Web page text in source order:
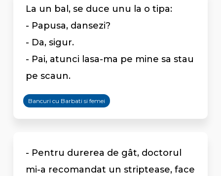
La un bal, se duce unu la o tipa:
- Papusa, dansezi?
- Da, sigur.
- Pai, atunci lasa-ma pe mine sa stau
pe scaun.
Bancuri cu Barbati si femei
- Pentru durerea de gât, doctorul
mi-a recomandat un striptease, face